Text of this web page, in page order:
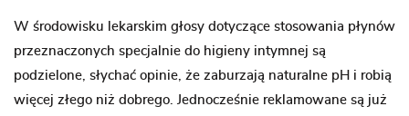
W środowisku lekarskim głosy dotyczące stosowania płynów
przeznaczonych specjalnie do higieny intymnej są
podzielone, słychać opinie, że zaburzają naturalne pH i robią
więcej złego niż dobrego. Jednocześnie reklamowane są już